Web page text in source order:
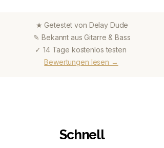
★ Getestet von Delay Dude
✎ Bekannt aus Gitarre & Bass
✓ 14 Tage kostenlos testen
Bewertungen lesen →
Schnell